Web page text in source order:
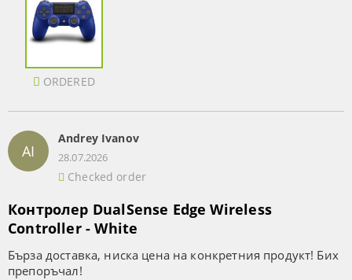
ORDERED
AI
Andrey Ivanov
28.07.2026
Checked order
Контролер DualSense Edge Wireless
Controller - White
Бърза доставка, ниска цена на конкретния продукт! Бих
препоръчал!